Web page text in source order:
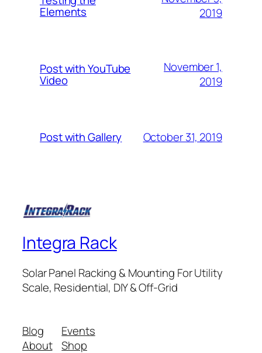
Elements
2019
Post with YouTube
Video
November 1,
2019
Post with Gallery October 31, 2019
Integra Rack
Solar Panel Racking & Mounting For Utility
Scale, Residential, DIY & Off-Grid
Blog
About
Events
Shop